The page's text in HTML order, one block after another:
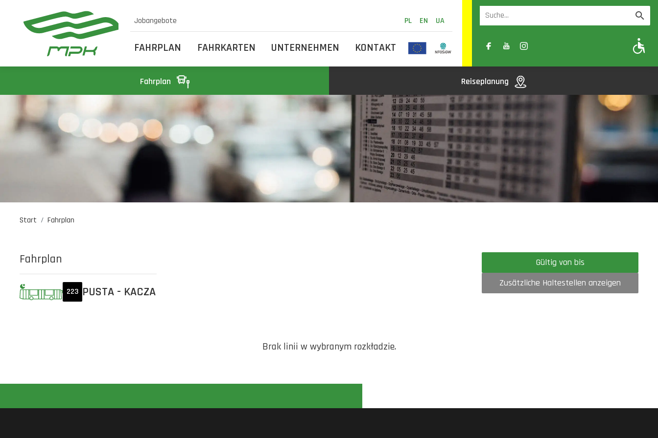
Jobangebote PL EN UA
FAHRPLAN FAHRKARTEN UNTERNEHMEN KONTAKT A- A A+
Fahrplan Reiseplanung
Start Fahrplan
Fahrplan
223 PUSTA - KACZA
Gültig von bis
Zusätzliche Haltestellen anzeigen
Brak linii w wybranym rozkładzie.